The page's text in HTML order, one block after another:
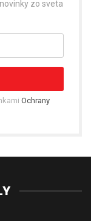
zo sveta
Ochrany